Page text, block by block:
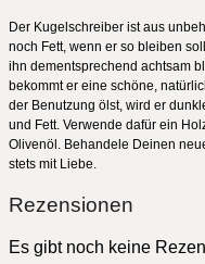
Der Kugelschreiber ist aus
noch Fett, wenn er so bleiben
ihn dementsprechend achtsam
bekommt er eine schöne,
der Benutzung ölst, wird er
und Fett. Verwende dafür ein
Olivenöl. Behandele Deinen
stets mit Liebe.
Rezensionen
Es gibt noch keine